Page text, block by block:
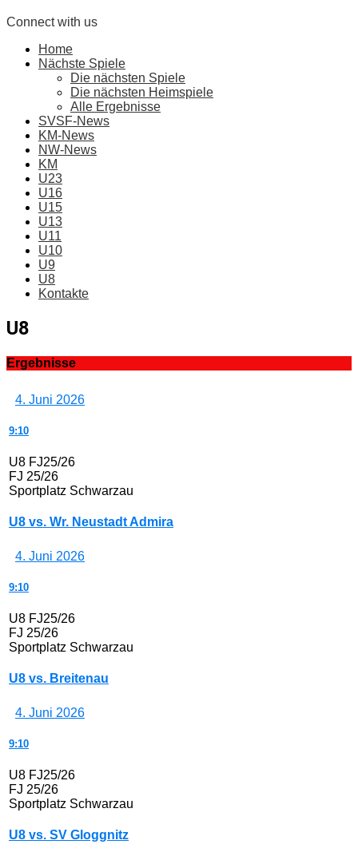
Connect with us
Home
Nächste Spiele
Die nächsten Spiele
Die nächsten Heimspiele
Alle Ergebnisse
SVSF-News
KM-News
NW-News
KM
U23
U16
U15
U13
U11
U10
U9
U8
Kontakte
U8
Ergebnisse
4. Juni 2026
9:10
U8 FJ25/26
FJ 25/26
Sportplatz Schwarzau
U8 vs. Wr. Neustadt Admira
4. Juni 2026
9:10
U8 FJ25/26
FJ 25/26
Sportplatz Schwarzau
U8 vs. Breitenau
4. Juni 2026
9:10
U8 FJ25/26
FJ 25/26
Sportplatz Schwarzau
U8 vs. SV Gloggnitz